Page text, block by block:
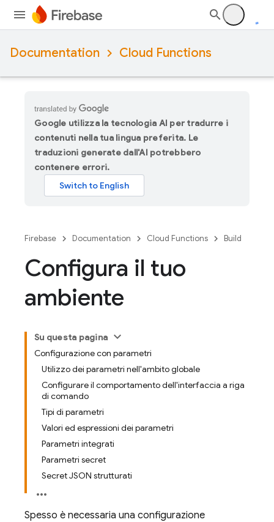
Documentation Cloud Functions
Google utilizza la tecnologia AI per tradurre i
contenuti nella tua lingua preferita. Le
traduzioni generate dall'AI potrebbero
contenere errori.
Firebase Documentation Cloud Functions Build
Configura il tuo
ambiente
Su questa pagina
Configurazione con parametri
Utilizzo dei parametri nell'ambito globale
Configurare il comportamento dell'interfaccia a riga
di comando
Tipi di parametri
Valori ed espressioni dei parametri
Parametri integrati
Parametri secret
Secret JSON strutturati
Spesso è necessaria una configurazione